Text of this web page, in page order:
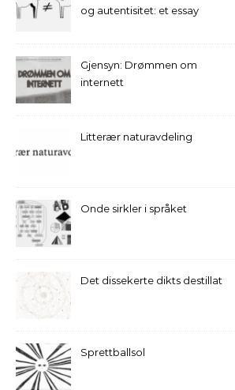
og autentisitet: et essay
Gjensyn: Drømmen om
internett
Litterær naturavdeling
Onde sirkler i språket
Det dissekerte dikts destillat
Sprettballsol